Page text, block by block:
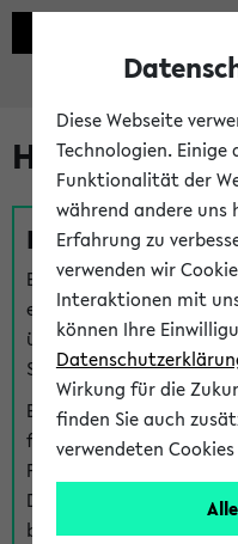
Hilfe &
Fragen zu
Bei inhaltlichen und
einzelnen
über denFragen-Link bei
Support kann hier meist
Bei Veranstaltungen mit
finden Sie eine Auskunft
Platzzuteilung im eKVV
Detailseite zum
betreffenden
Diese Webseite
Technologien.
Funktionalität der
während andere uns
Erfahrung zu
verwenden wir
Interaktionen mit
können Ihre
Wirkung für die
finden Sie auch
verwendeten